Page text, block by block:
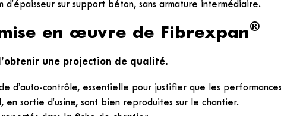
d’épaisseur sur support béton, sans armature intermédiaire.
en œuvre de Fibrexpan®
une projection de qualité.
d’auto-contrôle, essentielle pour justifier que les
en sortie d’usine, sont bien reproduites sur le chantier.